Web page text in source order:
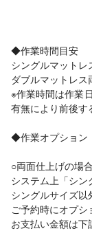
◆作業時間目安
シングルマット
ダブルマットレ
※作業時間は作業
有無により前後す
◆作業オプション
○両面仕上げの場
システム上「シン
シングルサイズ
ご予約時にオプシ
お支払い金額は下